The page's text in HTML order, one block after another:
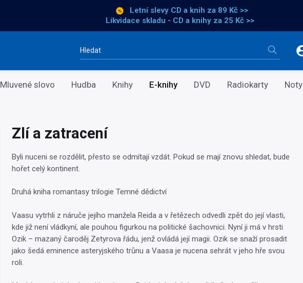
Letní slevy CD a knih za 89 Kč >>
Likvidace skladu - CD a knihy za 25 Kč >>
Vyhledávání
Mluvené slovo Hudba Knihy E-knihy DVD Radiokarty Noty
Zlí a zatracení
Byli nuceni se rozdělit, přesto se odmítají vzdát. Pokud se mají znovu shledat, bude
hořet celý kontinent.
Druhá kniha romantasy trilogie Temné dědictví
Vaasu vytrhli z náruče jejího manžela Reida a v řetězech odvedli zpět do její vlasti,
kde již není vládkyní, ale pouhou figurkou na politické šachovnici. Nyní ji má v hrsti
Ozik – mazaný čaroděj Zetyrova řádu, jenž ovládá její magii. Ozik se snaží prosadit
jako šedá eminence asteryjského trůnu a Vaasa je nucena sehrát v jeho hře svou
roli.